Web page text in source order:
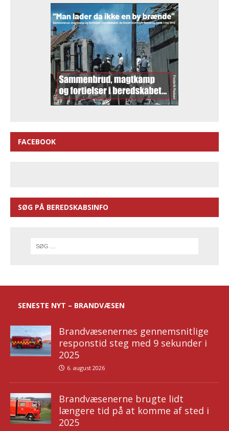
FACEBOOK
SØG PÅ BEREDSKABSINFO
SENESTE NYT – BRANDVÆSEN
Brandvæsenernes gennemsnitlige
responstid steg med 9 sekunder i
2025
6. august 2026
Brandvæsenerne brugte lidt
længere tid på at komme af sted i
2025